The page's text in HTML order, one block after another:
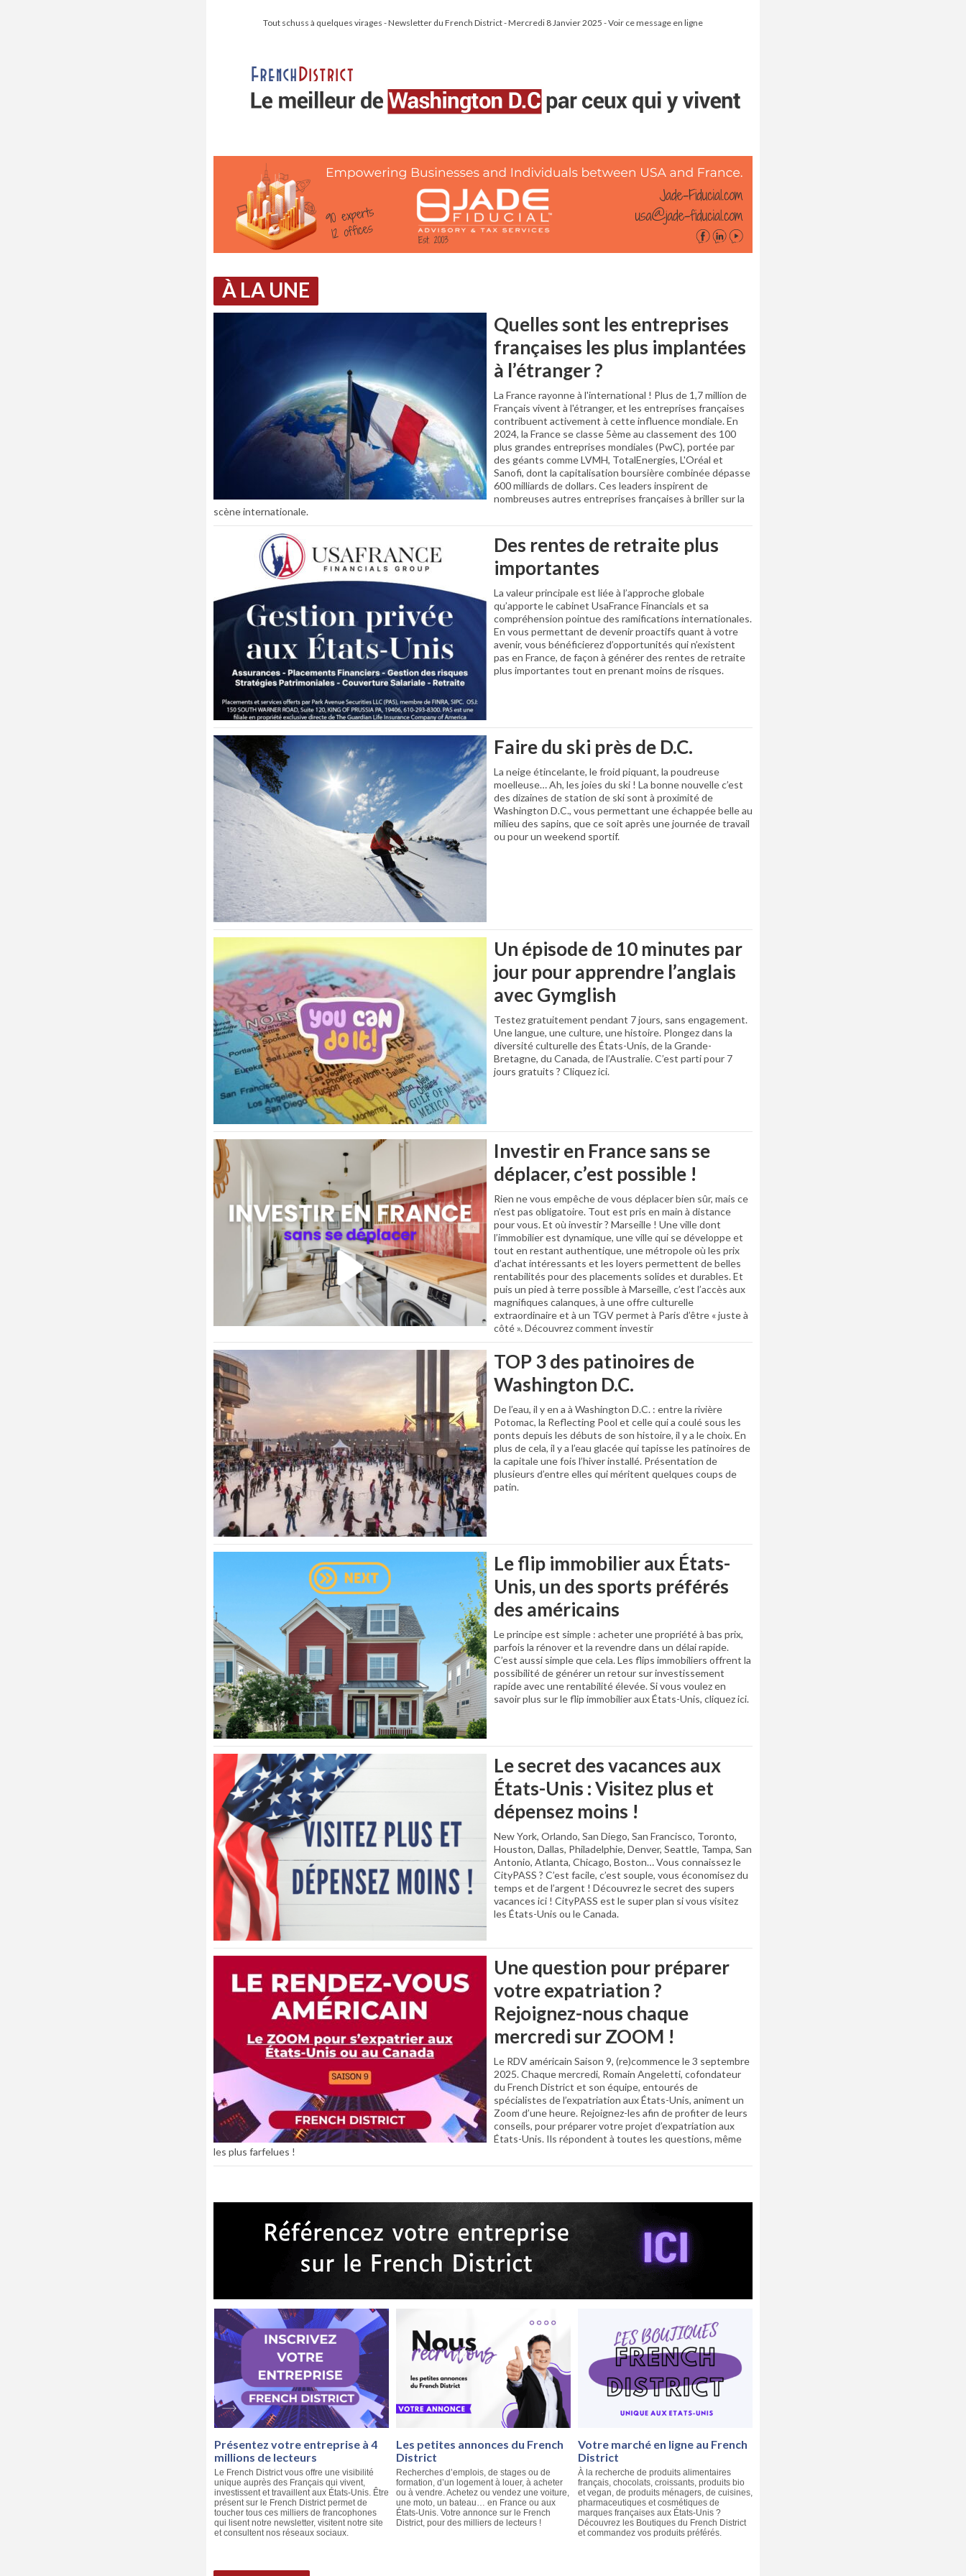
Tout schuss à quelques virages - Newsletter du French District - Mercredi 8 Janvier 2025 - Voir ce message en ligne
À LA UNE
Quelles sont les entreprises
françaises les plus implantées
à l’étranger ?
La France rayonne à l'international ! Plus de 1,7 million de
Français vivent à l'étranger, et les entreprises françaises
contribuent activement à cette influence mondiale. En
2024, la France se classe 5ème au classement des 100
plus grandes entreprises mondiales (PwC), portée par
des géants comme LVMH, TotalEnergies, L'Oréal et
Sanofi, dont la capitalisation boursière combinée dépasse
600 milliards de dollars. Ces leaders inspirent de
nombreuses autres entreprises françaises à briller sur la
scène internationale.
Des rentes de retraite plus
importantes
La valeur principale est liée à l’approche globale
qu’apporte le cabinet UsaFrance Financials et sa
compréhension pointue des ramifications internationales.
En vous permettant de devenir proactifs quant à votre
avenir, vous bénéficierez d’opportunités qui n’existent
pas en France, de façon à générer des rentes de retraite
plus importantes tout en prenant moins de risques.
Faire du ski près de D.C.
La neige étincelante, le froid piquant, la poudreuse
moelleuse… Ah, les joies du ski ! La bonne nouvelle c’est
des dizaines de station de ski sont à proximité de
Washington D.C., vous permettant une échappée belle au
milieu des sapins, que ce soit après une journée de travail
ou pour un weekend sportif.
Un épisode de 10 minutes par
jour pour apprendre l’anglais
avec Gymglish
Testez gratuitement pendant 7 jours, sans engagement.
Une langue, une culture, une histoire. Plongez dans la
diversité culturelle des États-Unis, de la Grande-
Bretagne, du Canada, de l’Australie. C’est parti pour 7
jours gratuits ? Cliquez ici.
Investir en France sans se
déplacer, c’est possible !
Rien ne vous empêche de vous déplacer bien sûr, mais ce
n’est pas obligatoire. Tout est pris en main à distance
pour vous. Et où investir ? Marseille ! Une ville dont
l’immobilier est dynamique, une ville qui se développe et
tout en restant authentique, une métropole où les prix
d’achat intéressants et les loyers permettent de belles
rentabilités pour des placements solides et durables. Et
puis un pied à terre possible à Marseille, c’est l’accès aux
magnifiques calanques, à une offre culturelle
extraordinaire et à un TGV permet à Paris d’être « juste à
côté ». Découvrez comment investir
TOP 3 des patinoires de
Washington D.C.
De l’eau, il y en a à Washington D.C. : entre la rivière
Potomac, la Reflecting Pool et celle qui a coulé sous les
ponts depuis les débuts de son histoire, il y a le choix. En
plus de cela, il y a l’eau glacée qui tapisse les patinoires de
la capitale une fois l’hiver installé. Présentation de
plusieurs d’entre elles qui méritent quelques coups de
patin.
Le flip immobilier aux États-
Unis, un des sports préférés
des américains
Le principe est simple : acheter une propriété à bas prix,
parfois la rénover et la revendre dans un délai rapide.
C’est aussi simple que cela. Les flips immobiliers offrent la
possibilité de générer un retour sur investissement
rapide avec une rentabilité élevée. Si vous voulez en
savoir plus sur le flip immobilier aux États-Unis, cliquez ici.
Le secret des vacances aux
États-Unis : Visitez plus et
dépensez moins !
New York, Orlando, San Diego, San Francisco, Toronto,
Houston, Dallas, Philadelphie, Denver, Seattle, Tampa, San
Antonio, Atlanta, Chicago, Boston… Vous connaissez le
CityPASS ? C’est facile, c’est souple, vous économisez du
temps et de l’argent ! Découvrez le secret des supers
vacances ici ! CityPASS est le super plan si vous visitez
les États-Unis ou le Canada.
Une question pour préparer
votre expatriation ?
Rejoignez-nous chaque
mercredi sur ZOOM !
Le RDV américain Saison 9, (re)commence le 3 septembre
2025. Chaque mercredi, Romain Angeletti, cofondateur
du French District et son équipe, entourés de
spécialistes de l’expatriation aux États-Unis, animent un
Zoom d’une heure. Rejoignez-les afin de profiter de leurs
conseils, pour préparer votre projet d’expatriation aux
États-Unis. Ils répondent à toutes les questions, même
les plus farfelues !
Présentez votre entreprise à 4
millions de lecteurs
Le French District vous offre une visibilité
unique auprès des Français qui vivent,
investissent et travaillent aux États-Unis. Être
présent sur le French District permet de
toucher tous ces milliers de francophones
qui lisent notre newsletter, visitent notre site
et consultent nos réseaux sociaux.
Les petites annonces du French
District
Recherches d’emplois, de stages ou de
formation, d’un logement à louer, à acheter
ou à vendre. Achetez ou vendez une voiture,
une moto, un bateau… en France ou aux
États-Unis. Votre annonce sur le French
District, pour des milliers de lecteurs !
Votre marché en ligne au French
District
À la recherche de produits alimentaires
français, chocolats, croissants, produits bio
et vegan, de produits ménagers, de cuisines,
pharmaceutiques et cosmétiques de
marques françaises aux États-Unis ?
Découvrez les Boutiques du French District
et commandez vos produits préférés.